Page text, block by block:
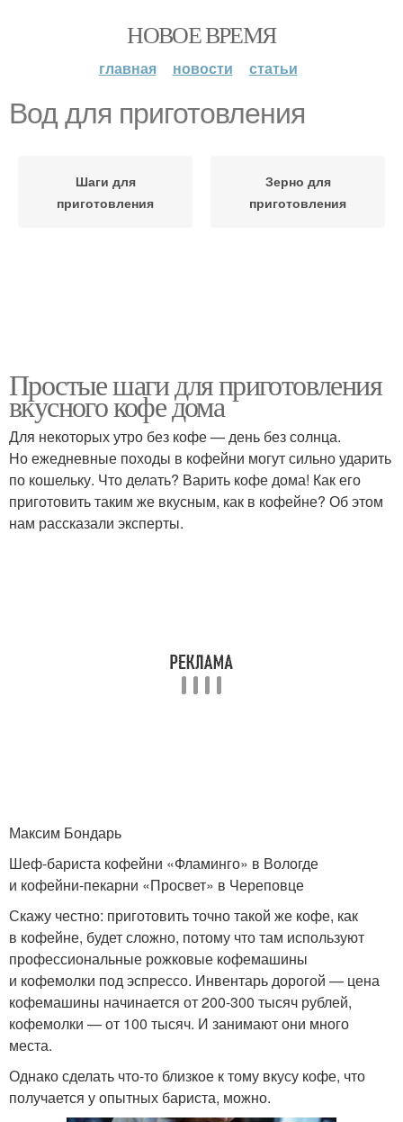
НОВОЕ ВРЕМЯ
главная новости статьи
Вод для приготовления
Шаги для
приготовления
Зерно для
приготовления
Простые шаги для приготовления
вкусного кофе дома
Для некоторых утро без кофе — день без солнца.
Но ежедневные походы в кофейни могут сильно ударить
по кошельку. Что делать? Варить кофе дома! Как его
приготовить таким же вкусным, как в кофейне? Об этом
нам рассказали эксперты.
Максим Бондарь
Шеф-бариста кофейни «Фламинго» в Вологде
и кофейни-пекарни «Просвет» в Череповце
Скажу честно: приготовить точно такой же кофе, как
в кофейне, будет сложно, потому что там используют
профессиональные рожковые кофемашины
и кофемолки под эспрессо. Инвентарь дорогой — цена
кофемашины начинается от 200-300 тысяч рублей,
кофемолки — от 100 тысяч. И занимают они много
места.
Однако сделать что-то близкое к тому вкусу кофе, что
получается у опытных бариста, можно.